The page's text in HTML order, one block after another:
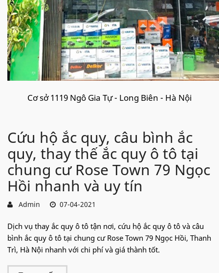
Cơ sở 1119 Ngô Gia Tự - Long Biên - Hà Nội
Cứu hộ ắc quy, câu bình ắc
quy, thay thế ắc quy ô tô tại
chung cư Rose Town 79 Ngọc
Hồi nhanh và uy tín
Admin 07-04-2021
Dịch vụ thay ắc quy ô tô tận nơi, cứu hộ ắc quy ô tô và câu
bình ắc quy ô tô tại chung cư Rose Town 79 Ngọc Hồi, Thanh
Trì, Hà Nội nhanh với chi phí và giá thành tốt.